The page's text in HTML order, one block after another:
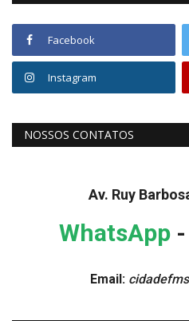
Facebook
Instagram
NOSSOS CONTATOS
Av. Ruy
WhatsApp -
Email: